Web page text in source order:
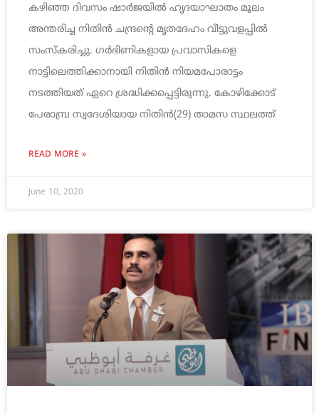
കഴിഞ്ഞ ദിവസം ഷാര്‍ജയില്‍ ഹൃദയാഘാതം മൂലം
അന്തരിച്ച നിതിന്‍ ചന്ദ്രന്‍റെ മൃതദേഹം വീട്ടുവളപ്പില്‍
സംസ്‌കരിച്ചു. ഗര്‍ഭിണികളായ പ്രവാസികളെ
നാട്ടിലെത്തിക്കാനായി നിതിന്‍ നിയമപോരാട്ടം
നടത്തിയത് ഏറെ ശ്രദ്ധിക്കപ്പെട്ടിരുന്നു. കോഴിക്കോട്
പേരാമ്പ്ര സ്വദേശിയായ നിതിന്‍(29) താമസ സ്ഥലത്ത്
READ MORE »
June 10, 2020